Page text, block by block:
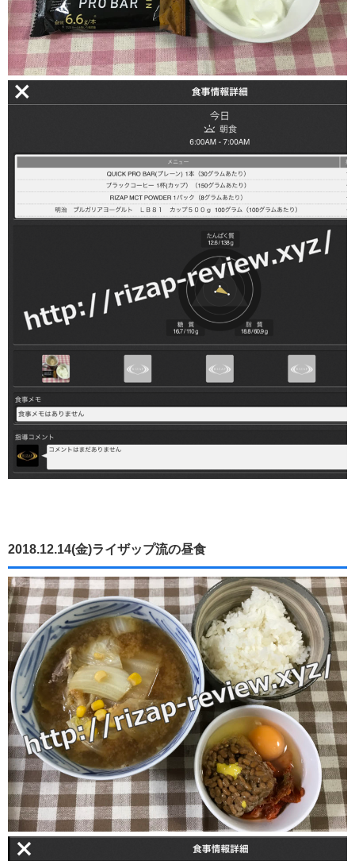
2018.12.14(金)ライザップ流の昼食